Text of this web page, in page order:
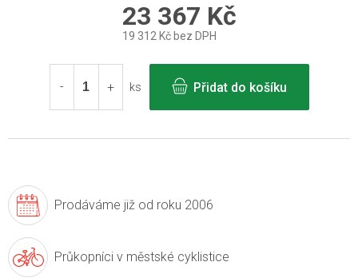
23 367 Kč
19 312 Kč bez DPH
cena:
ks
Přidat do košíku
Prodáváme již od roku 2006
Průkopníci v městské cyklistice